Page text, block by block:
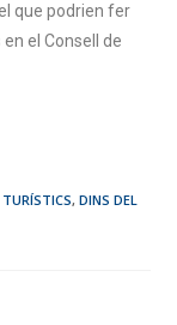
que podrien fer
el Consell de
, DINS DEL